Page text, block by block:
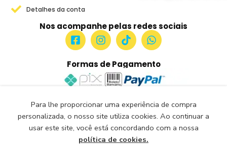
Detalhes da conta
Nos acompanhe pelas redes sociais
Formas de Pagamento
Site Seguro e Verificado
Seguro Certificado
Certificado: Trustindex
Para lhe proporcionar uma experiência de compra
personalizada, o nosso site utiliza cookies. Ao continuar a
usar este site, você está concordando com a nossa
política de cookies.